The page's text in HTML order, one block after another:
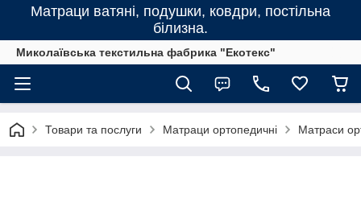
Матраци ватяні, подушки, ковдри, постільна
білизна.
Миколаївська текстильна фабрика "Екотекс"
Товари та послуги Матраци ортопедичні Матраси